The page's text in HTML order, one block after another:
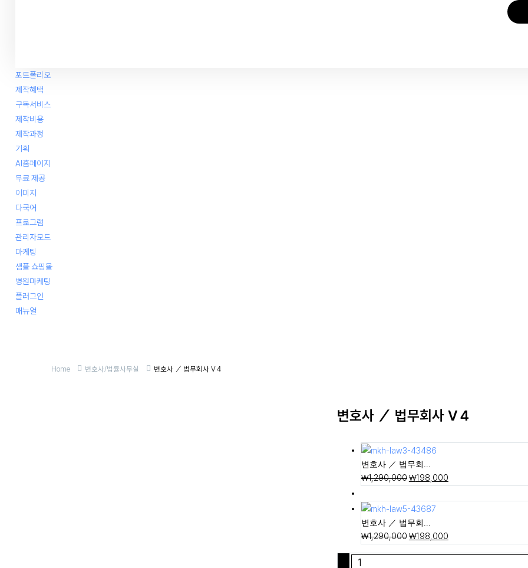
포트폴리오
제작혜택
구독서비스
제작비용
제작과정
기획
AI홈페이지
무료 제공
이미지
다국어
프로그램
관리자모드
마케팅
샘플 쇼핑몰
병원마케팅
플러그인
매뉴얼
Home 변호사/법률사무실 변호사 ／ 법무회사 V４
변호사 ／ 법무회사 V４
변호사 ／ 법무회...
₩1,290,000₩198,000
변호사 ／ 법무회...
₩1,290,000₩198,000